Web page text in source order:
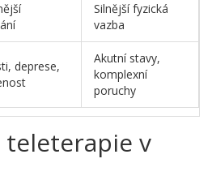
Silnější fyzická
vazba
deprese,
Akutní stavy,
komplexní
poruchy
v